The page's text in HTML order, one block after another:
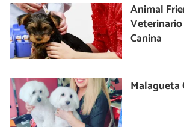
Animal
Canina
Malagueta